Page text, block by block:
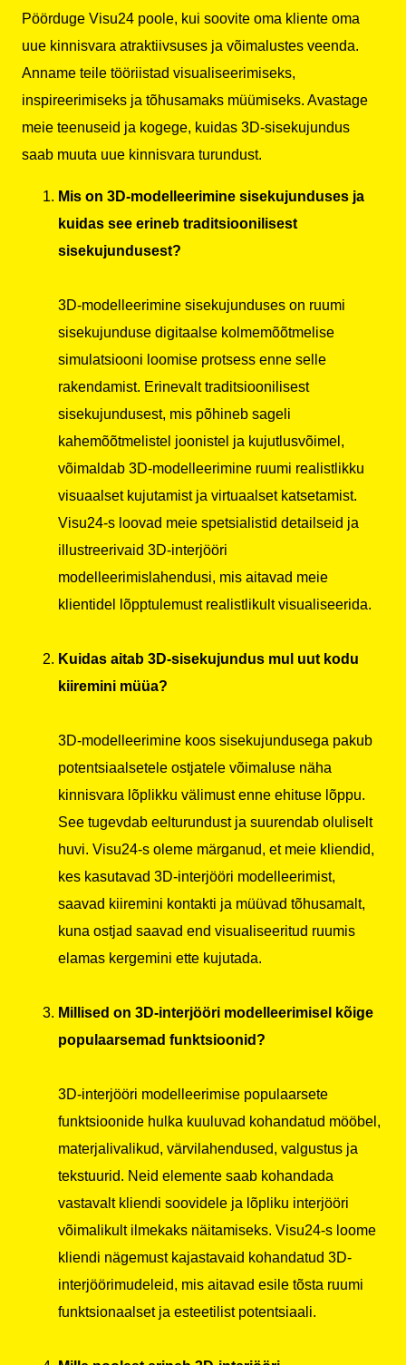
Pöörduge Visu24 poole, kui soovite oma kliente oma
uue kinnisvara atraktiivsuses ja võimalustes veenda.
Anname teile tööriistad visualiseerimiseks,
inspireerimiseks ja tõhusamaks müümiseks. Avastage
meie teenuseid ja kogege, kuidas 3D-sisekujundus
saab muuta uue kinnisvara turundust.
Mis on 3D-modelleerimine sisekujunduses ja
kuidas see erineb traditsioonilisest
sisekujundusest?
3D-modelleerimine sisekujunduses on ruumi
sisekujunduse digitaalse kolmemõõtmelise
simulatsiooni loomise protsess enne selle
rakendamist. Erinevalt traditsioonilisest
sisekujundusest, mis põhineb sageli
kahemõõtmelistel joonistel ja kujutlusvõimel,
võimaldab 3D-modelleerimine ruumi realistlikku
visuaalset kujutamist ja virtuaalset katsetamist.
Visu24-s loovad meie spetsialistid detailseid ja
illustreerivaid 3D-interjööri
modelleerimislahendusi, mis aitavad meie
klientidel lõpptulemust realistlikult visualiseerida.
Kuidas aitab 3D-sisekujundus mul uut kodu
kiiremini müüa?
3D-modelleerimine koos sisekujundusega pakub
potentsiaalsetele ostjatele võimaluse näha
kinnisvara lõplikku välimust enne ehituse lõppu.
See tugevdab eelturundust ja suurendab oluliselt
huvi. Visu24-s oleme märganud, et meie kliendid,
kes kasutavad 3D-interjööri modelleerimist,
saavad kiiremini kontakti ja müüvad tõhusamalt,
kuna ostjad saavad end visualiseeritud ruumis
elamas kergemini ette kujutada.
Millised on 3D-interjööri modelleerimisel kõige
populaarsemad funktsioonid?
3D-interjööri modelleerimise populaarsete
funktsioonide hulka kuuluvad kohandatud mööbel,
materjalivalikud, värvilahendused, valgustus ja
tekstuurid. Neid elemente saab kohandada
vastavalt kliendi soovidele ja lõpliku interjööri
võimalikult ilmekaks näitamiseks. Visu24-s loome
kliendi nägemust kajastavaid kohandatud 3D-
interjöörimudeleid, mis aitavad esile tõsta ruumi
funktsionaalset ja esteetilist potentsiaali.